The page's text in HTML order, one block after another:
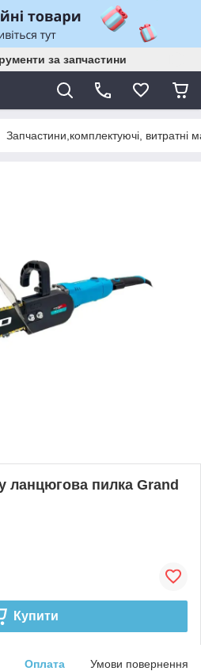
за запчастини
Запчастини,комплектуючі, витратні
ланцюгова пилка Grand
Купити
Оплата Умови повернення